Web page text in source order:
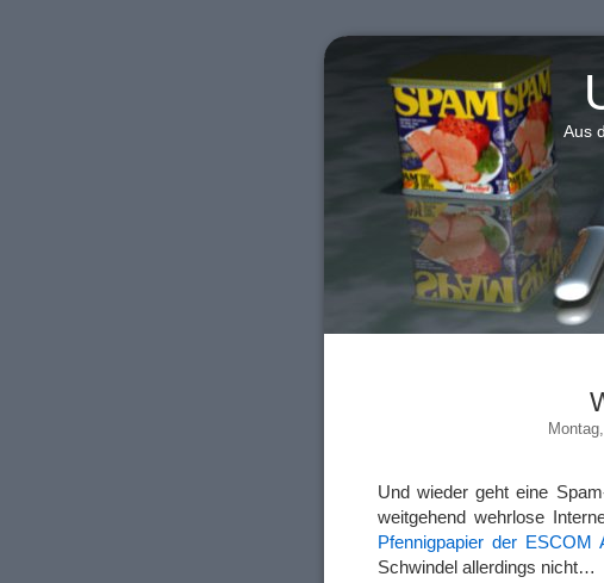
Aus
Und wieder geht eine
weitgehend wehrlose
Pfennigpapier der ESCOM
Schwindel allerdings nicht…